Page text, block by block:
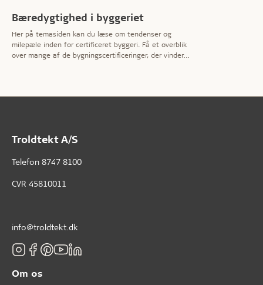
Bæredygtighed i byggeriet
Her på temasiden kan du læse om tendenser og
milepæle inden for certificeret byggeri. Få et overblik
over mange af de bygningscertificeringer, der vinder
Troldtekt A/S
Telefon 8747 8100
CVR 45810011
info@troldtekt.dk
Om os